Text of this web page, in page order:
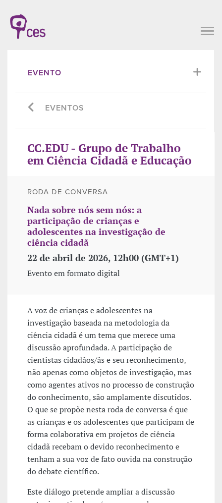
EVENTO
EVENTOS
CC.EDU - Grupo de Trabalho
em Ciência Cidadã e Educação
RODA DE CONVERSA
Nada sobre nós sem nós: a
participação de crianças e
adolescentes na investigação de
ciência cidadã
22 de abril de 2026, 12h00 (GMT+1)
Evento em formato digital
A voz de crianças e adolescentes na
investigação baseada na metodologia da
ciência cidadã é um tema que merece uma
discussão aprofundada. A participação de
cientistas cidadãos/ãs e seu reconhecimento,
não apenas como objetos de investigação, mas
como agentes ativos no processo de construção
do conhecimento, são amplamente discutidos.
O que se propõe nesta roda de conversa é que
as crianças e os adolescentes que participam de
forma colaborativa em projetos de ciência
cidadã recebam o devido reconhecimento e
tenham a sua voz de fato ouvida na construção
do debate científico.
Este diálogo pretende ampliar a discussão